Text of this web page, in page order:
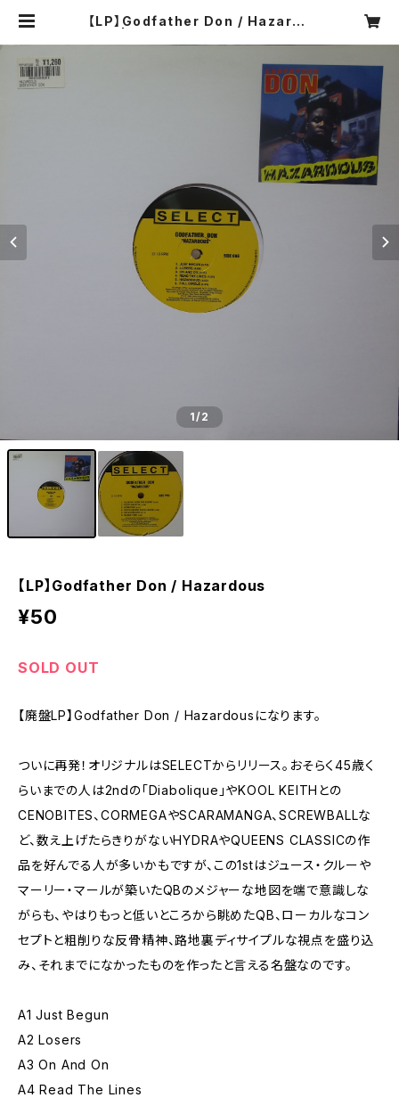
【LP】Godfather Don / Hazardo
1/2
【LP】Godfather Don / Hazardous
¥50
SOLD OUT
【廃盤LP】Godfather Don / Hazardousになります。
ついに再発！オリジナルはSELECTからリリース。おそらく45歳く
らいまでの人は2ndの「Diabolique」やKOOL KEITHとの
CENOBITES、CORMEGAやSCARAMANGA、SCREWBALLな
ど、数え上げたらきりがないHYDRAやQUEENS CLASSICの作
品を好んでる人が多いかもですが、この1stはジュース・クルーや
マーリー・マールが築いたQBのメジャーな地図を端で意識しな
がらも、やはりもっと低いところから眺めたQB、ローカルなコン
セプトと粗削りな反骨精神、路地裏ディサイプルな視点を盛り込
み、それまでになかったものを作ったと言える名盤なのです。
A1 Just Begun
A2 Losers
A3 On And On
A4 Read The Lines